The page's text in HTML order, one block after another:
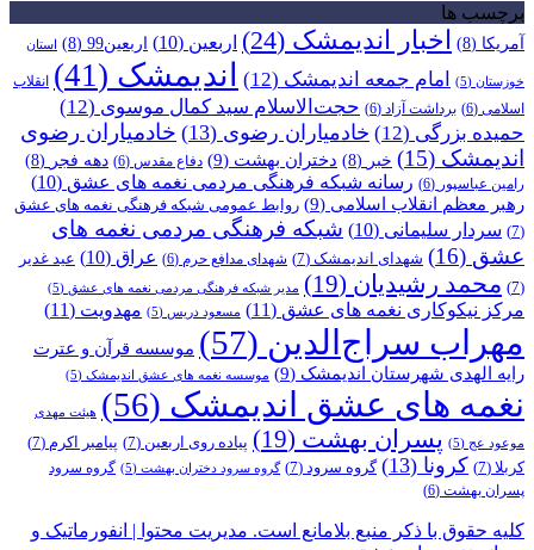
برچسب ها
آمریکا (8) اخبار اندیمشک (24) اربعین (10) اربعین99 (8) استان
خوزستان (5) امام جمعه اندیمشک (12) اندیمشک (41)
انقلاب
اسلامی (6) برداشت آزاد (6) حجت‌الاسلام سید کمال موسوی (12)
حمیده بزرگی (12) خادمیاران رضوی (13)
خادمیاران رضوی
اندیمشک (15) خبر (8) دختران بهشت (9) دفاع مقدس (6) دهه فجر (8)
رامین عباسپور (6) رسانه شبکه فرهنگی مردمی نغمه های عشق (10)
رهبر معظم انقلاب اسلامی (9)
روابط عمومی شبکه فرهنگی نغمه های عشق
(7)
سردار سلیمانی (10)
شبکه فرهنگی مردمی نغمه های
عشق (16) شهدای اندیمشک (7) شهدای مدافع حرم (6) عراق (10)
عید غدیر
(7)
محمد رشیدیان (19) مدیر شبکه فرهنگی مردمی نغمه های عشق (5)
مرکز نیکوکاری نغمه های عشق (11) مسعود دریس (5) مهدویت (11)
مهراب سراج‌الدین (57)
موسسه قرآن و عترت
رایه الهدی شهرستان اندیمشک (9) موسسه نغمه های عشق اندیمشک (5)
نغمه های عشق اندیمشک (56) هیئت مهدی
موعود عج (5) پسران بهشت (19) پیاده روی اربعین (7) پیامبر اکرم (7)
کربلا (7) کرونا (13) گروه سرود (7) گروه سرود دختران بهشت (5)
گروه سرود
پسران بهشت (6)
کلیه حقوق با ذکر منبع بلامانع است. مدیریت محتوا | انفورماتیک و